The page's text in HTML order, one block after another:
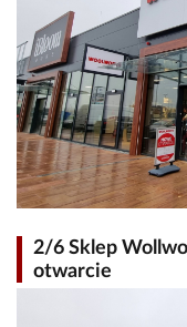
2/6 Sklep
otwarcie